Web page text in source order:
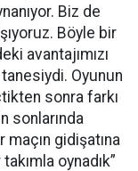
Biz de
Böyle bir
avantajımızı
Oyunun
sonra farkı
sonlarında
gidişatına
oynadık”